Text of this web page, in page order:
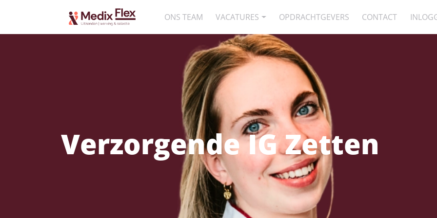
ONS TEAM VACATURES OPDRACHTGEVERS CONTACT
Verzorgende IG Zetten